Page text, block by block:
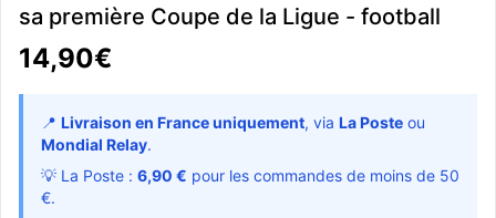
sa première Coupe de la Ligue - football
14,90€
📍 Livraison en France uniquement, via La Poste ou
Mondial Relay.
💡 La Poste : 6,90 € pour les commandes de moins de 50
€.